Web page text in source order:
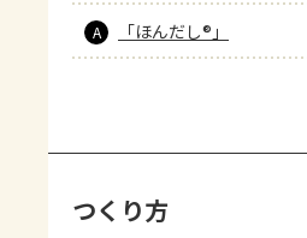
A 「ほんだし®」
つくり方